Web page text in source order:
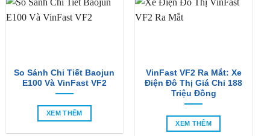
So Sánh Chi Tiết Baojun
E100 Và VinFast VF2
XEM THÊM
VinFast VF2 Ra Mắt: Xe
Điện Đô Thị Giá Chỉ 188
Triệu Đồng
XEM THÊM